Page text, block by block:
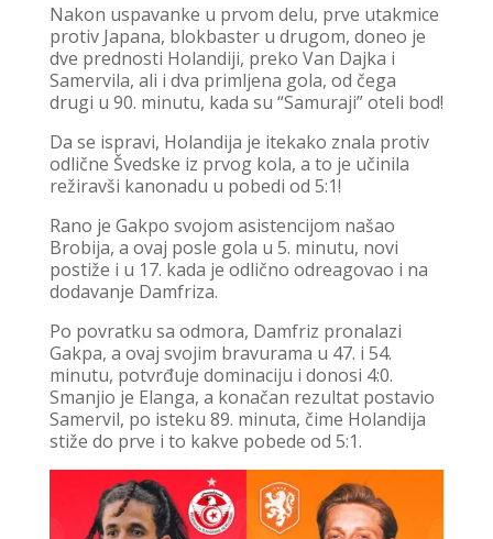
Nakon uspavanke u prvom delu, prve utakmice
protiv Japana, blokbaster u drugom, doneo je
dve prednosti Holandiji, preko Van Dajka i
Samervila, ali i dva primljena gola, od čega
drugi u 90. minutu, kada su “Samuraji” oteli bod!
Da se ispravi, Holandija je itekako znala protiv
odlične Švedske iz prvog kola, a to je učinila
režiravši kanonadu u pobedi od 5:1!
Rano je Gakpo svojom asistencijom našao
Brobija, a ovaj posle gola u 5. minutu, novi
postiže i u 17. kada je odlično odreagovao i na
dodavanje Damfriza.
Po povratku sa odmora, Damfriz pronalazi
Gakpa, a ovaj svojim bravurama u 47. i 54.
minutu, potvrđuje dominaciju i donosi 4:0.
Smanjio je Elanga, a konačan rezultat postavio
Samervil, po isteku 89. minuta, čime Holandija
stiže do prve i to kakve pobede od 5:1.